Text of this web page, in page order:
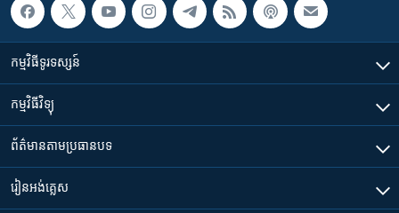
កម្មវិធី​ទូរទស្សន៍
កម្មវិធី​វិទ្យុ
ព័ត៌មាន​តាមប្រធានបទ​
រៀន​​អង់គ្លេស